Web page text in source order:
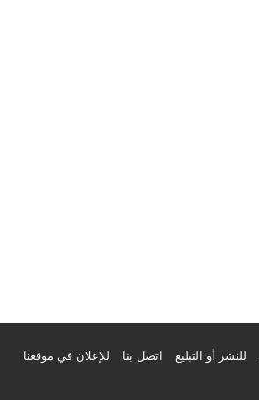
للنشر أو التبليغ اتصل بنا
للإعلان في موقعنا